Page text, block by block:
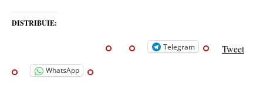
DISTRIBUIE:
Telegram Tweet
WhatsApp